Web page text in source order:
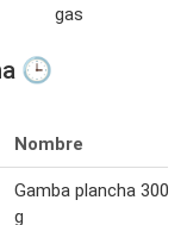
gas
🕒
Nombre
Gamba plancha 300
g